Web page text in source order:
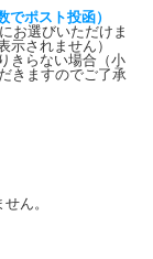
ポスト投函）
お選びいただけま
示されません）
きらない場合（小
きますのでご了承
ん。